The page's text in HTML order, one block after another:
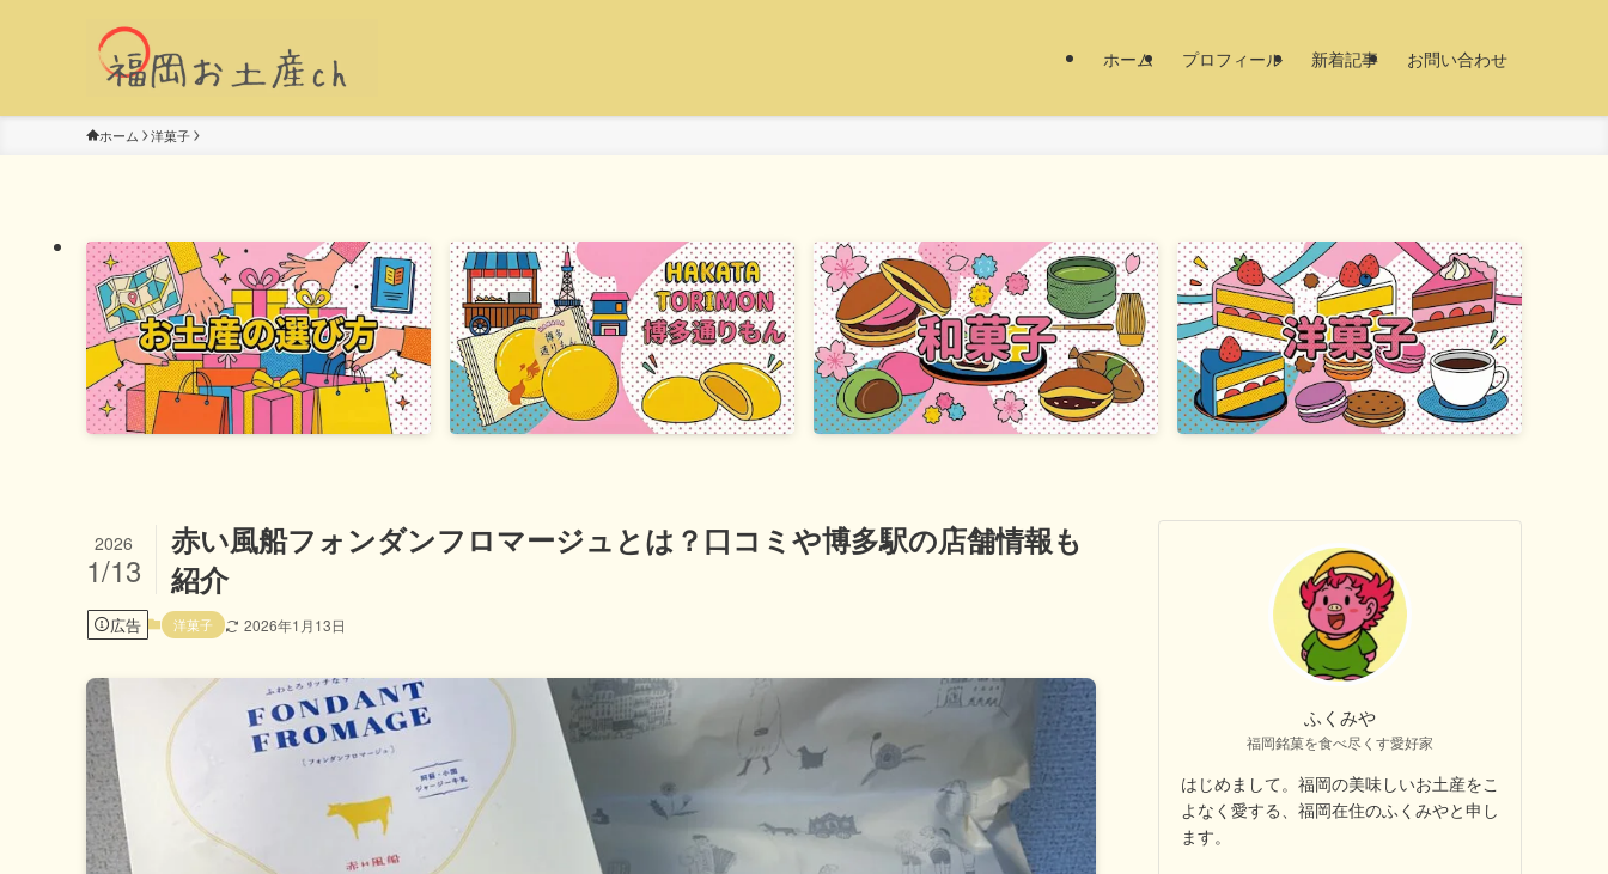
ホーム プロフィール 新着記事 お問い合わせ
ホーム 洋菓子
赤い風船フォンダンフロマージュとは？口コミや博多駅の店舗情報も
紹介
2026
1/13
広告 洋菓子 2026年1月13日
ふくみや
福岡銘菓を食べ尽くす愛好家
はじめまして。福岡の美味しいお土産をこ
よなく愛する、福岡在住のふくみやと申し
ます。